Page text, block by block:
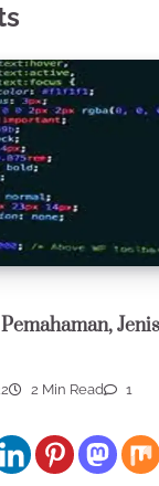
2 Min Read
1